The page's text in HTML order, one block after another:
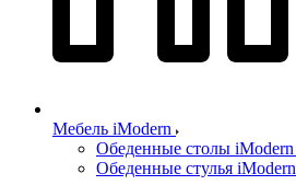
Мебель iModern
Обеденные столы iModern
Обеденные стулья iModern